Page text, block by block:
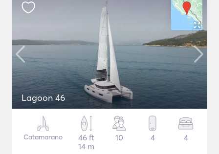
Lagoon 46
Catamarano
46 ft
14 m
10 4 4